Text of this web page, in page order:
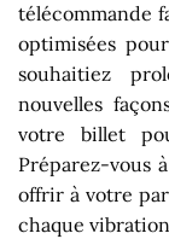
télécommande
optimisées
souhaitiez
nouvelles
votre billet
Préparez-vous
offrir à votre
chaque